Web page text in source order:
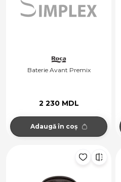
Baterie Avant Premix
2 230 MDL
Adaugă în coș